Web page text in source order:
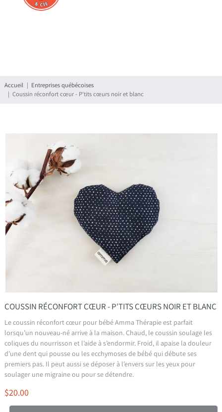
Accueil
Entreprises québécoises
Coussin réconfort cœur - P'tits cœurs noir et blanc
COUSSIN RÉCONFORT CŒUR - P'TITS CŒURS NOIR ET BLANC
Le coussin réconfort cœur pour bébé Amma Thérapie est parfait
lorsqu’un nouveau-né arrive à la maison. Chaud, le coussin soulage les
coliques du nourrisson et l’aide à s’endormir. Froid, il apaise la douleur
d’une dent qui pousse ou les ecchymoses de bébé qui débute ses
premiers pas. Il peut aussi se déposer à l’envers sur les yeux pour
soulager une migraine ou pour se détendre.
$20.00